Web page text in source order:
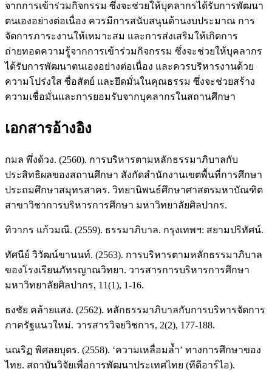
จากการเข้าร่วมกิจกรรม ซึ่งจะช่วยให้บุคลากรได้รับการพัฒนา
ตนเองอย่างต่อเนื่อง ควรมีการสนับสนุนด้านงบประมาณ การ
จัดการภาระงานให้เหมาะสม และการส่งเสริมให้เกิดการ
ถ่ายทอดความรู้จากการเข้าร่วมกิจกรรม ซึ่งจะช่วยให้บุคลากร
ได้รับการพัฒนาตนเองอย่างต่อเนื่อง และควรบริหารงานด้วย
ความโปร่งใส ซื่อสัตย์ และยึดมั่นในคุณธรรม ซึ่งจะช่วยสร้าง
ความเชื่อมั่นและการยอมรับจากบุคลากรในสถานศึกษา
เอกสารอ้างอิง
กมล พึ่งด้วง. (2560). การบริหารตามหลักธรรมาภิบาลกับ
ประสิทธิผลของสถานศึกษา สังกัดสำนักงานเขตพื้นที่การศึกษา
ประถมศึกษาสมุทรสาคร. วิทยานิพนธ์ศึกษาศาสตรมหาบัณฑิต
สาขาวิชาการบริหารการศึกษา มหาวิทยาลัยศิลปากร.
ทิวากร แก้วมณี. (2559). ธรรมาภิบาล. กรุงเทพฯ: สยามปริทัศน์.
ทัศนีย์ วิวัฒน์ขานนท์. (2563). การบริหารตามหลักธรรมาภิบาล
ของโรงเรียนภัทรญาณวิทยา. วารสารการบริหารการศึกษา
มหาวิทยาลัยศิลปากร, 11(1), 1-16.
ธงชัย คล้ายแสง. (2562). หลักธรรมาภิบาลกับการบริหารจัดการ
ภาครัฐแนวใหม่. วารสารวิจยวิชการ, 2(2), 177-188.
นณริฏ พิศลยบุตร. (2558). ‘ความเหลื่อมล้ำ’ ทางการศึกษาของ
ไทย. สถาบันวิจัยเพื่อการพัฒนาประเทศไทย (ทีดีอาร์ไอ).